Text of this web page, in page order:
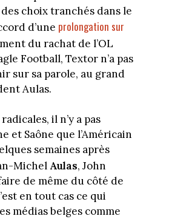
choix tranchés dans le
d’une prolongation sur
du rachat de l’OL
Football, Textor n’a pas
sur sa parole, au grand
Aulas.
il n’y a pas
et Saône que l’Américain
semaines après
Michel Aulas, John
de même du côté de
en tout cas ce qui
médias belges comme